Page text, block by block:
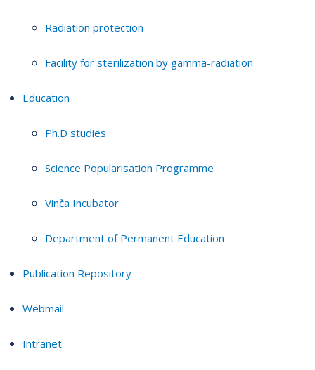
Radiation protection
Facility for sterilization by gamma-radiation
Education
Ph.D studies
Science Popularisation Programme
Vinča Incubator
Department of Permanent Education
Publication Repository
Webmail
Intranet